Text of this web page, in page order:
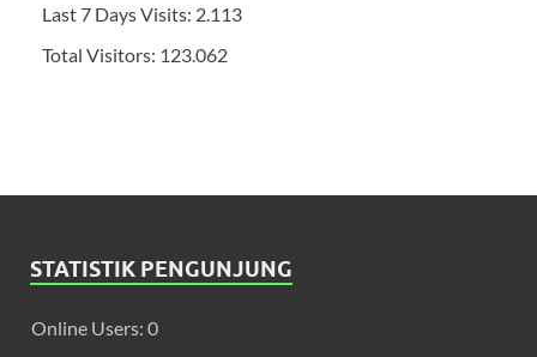
Last 7 Days Visits: 2.113
Total Visitors: 123.062
STATISTIK PENGUNJUNG
Online Users: 0